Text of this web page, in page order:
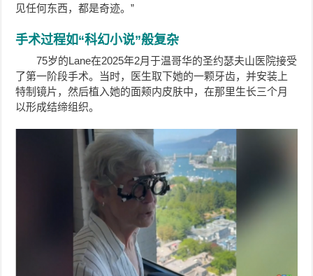
见任何东西，都是奇迹。”
手术过程如“科幻小说”般复杂
75岁的Lane在2025年2月于温哥华的圣约瑟夫山医院接受
了第一阶段手术。当时，医生取下她的一颗牙齿，并安装上
特制镜片，然后植入她的面颊内皮肤中，在那里生长三个月
以形成结缔组织。